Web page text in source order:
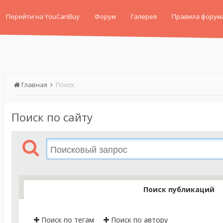
Перейти на YouCanBuy Форум Галерея Правила
Главная Поиск
Поиск по сайту
Поиск публикаций
Поиск по тегам Поиск по автору